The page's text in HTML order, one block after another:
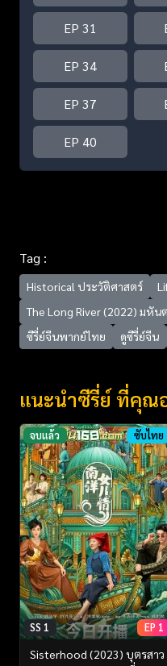
EP 31
EP 34
EP 37
EP 40
Tag :
Historical ประวัติศาสตร์
The Long River (2022) มหัน
ซีรี่ย์จีนพากย์ไทย
ดูซีรี่ย์จีน
แนะนำซีรี่ย์ ที่คุณ
จบแล้ว ซับไทย
SS 1 EP 1
Sisterhood (2023) บุตรสาว